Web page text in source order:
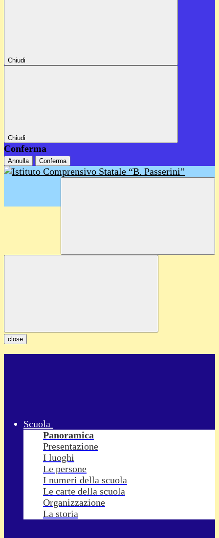
Chiudi
Chiudi
Conferma
Annulla Conferma
close
Scuola
Panoramica
Presentazione
I luoghi
Le persone
I numeri della scuola
Le carte della scuola
Organizzazione
La storia